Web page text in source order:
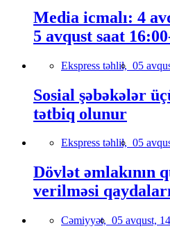
Media icmalı: 4
5 avqust saat
Ekspress təhlil, 05
Sosial şəbəkələr
tətbiq olunur
Ekspress təhlil, 05
Dövlət əmlakının
verilməsi
Cəmiyyət, 05 avqust,